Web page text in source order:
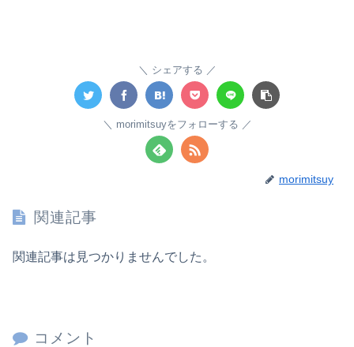
シェアする
morimitsuyをフォローする
morimitsuy
関連記事
関連記事は見つかりませんでした。
コメント